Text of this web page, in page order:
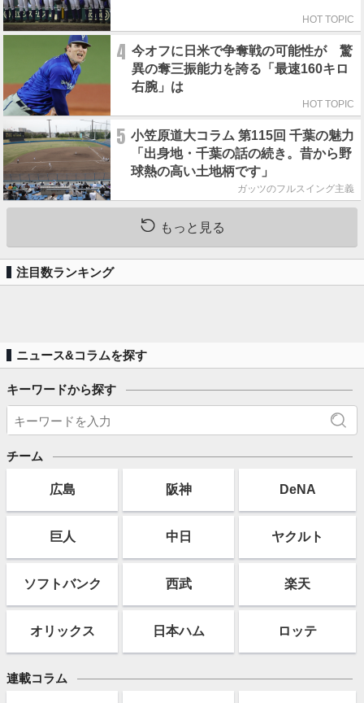
HOT TOPIC
4 今オフに日米で争奪戦の可能性が 驚
異の奪三振能力を誇る「最速160キロ
右腕」は
HOT TOPIC
5 小笠原道大コラム 第115回 千葉の魅力
「出身地・千葉の話の続き。昔から野
球熱の高い土地柄です」
ガッツのフルスイング主義
もっと見る
注目数ランキング
ニュース&コラムを探す
キーワードから探す
チーム
広島 阪神 DeNA
巨人 中日 ヤクルト
ソフトバンク 西武 楽天
オリックス 日本ハム ロッテ
連載コラム